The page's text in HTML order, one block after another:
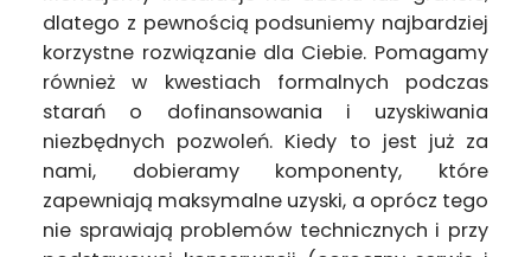
dlatego z pewnością podsuniemy najbardziej
korzystne rozwiązanie dla Ciebie. Pomagamy
również w kwestiach formalnych podczas
starań o dofinansowania i uzyskiwania
niezbędnych pozwoleń. Kiedy to jest już za
nami, dobieramy komponenty, które
zapewniają maksymalne uzyski, a oprócz tego
nie sprawiają problemów technicznych i przy